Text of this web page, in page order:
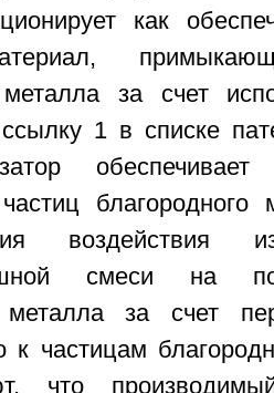
как
металла за счет
1 в списке
благородного
воздействия
смеси на
металла за счет
к частицам
что